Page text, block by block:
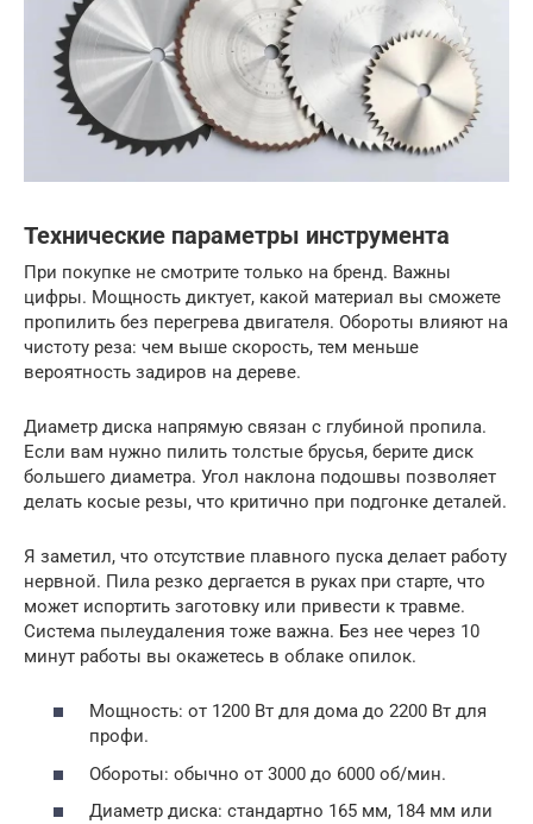
Технические параметры инструмента
При покупке не смотрите только на бренд. Важны
цифры. Мощность диктует, какой материал вы сможете
пропилить без перегрева двигателя. Обороты влияют на
чистоту реза: чем выше скорость, тем меньше
вероятность задиров на дереве.
Диаметр диска напрямую связан с глубиной пропила.
Если вам нужно пилить толстые брусья, берите диск
большего диаметра. Угол наклона подошвы позволяет
делать косые резы, что критично при подгонке деталей.
Я заметил, что отсутствие плавного пуска делает работу
нервной. Пила резко дергается в руках при старте, что
может испортить заготовку или привести к травме.
Система пылеудаления тоже важна. Без нее через 10
минут работы вы окажетесь в облаке опилок.
Мощность: от 1200 Вт для дома до 2200 Вт для
профи.
Обороты: обычно от 3000 до 6000 об/мин.
Диаметр диска: стандартно 165 мм, 184 мм или